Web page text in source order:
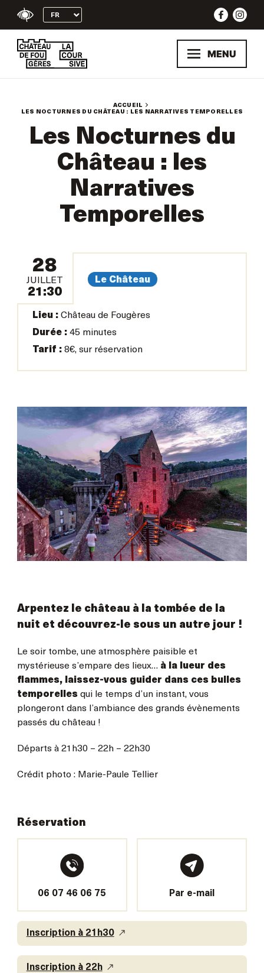
MENU
ACCUEIL
LES NOCTURNES DU CHÂTEAU : LES NARRATIVES TEMPORELLES
Les Nocturnes du
Château : les
Narratives
Temporelles
28
JUILLET
21:30
Le Château
Lieu :Château de Fougères
Durée :45 minutes
Tarif :8€, sur réservation
Arpentez le château à la tombée de la
nuit et découvrez-le sous un autre jour !
Le soir tombe, une atmosphère paisible et
mystérieuse s’empare des lieux… à la lueur des
flammes, laissez-vous guider dans ces bulles
temporellesqui le temps d’un instant, vous
plongeront dans l’ambiance des grands évènements
passés du château !
Départs à 21h30 – 22h – 22h30
Crédit photo : Marie-Paule Tellier
Réservation
06 07 46 06 75 Par e-mail
Inscription à 21h30
Inscription à 22h